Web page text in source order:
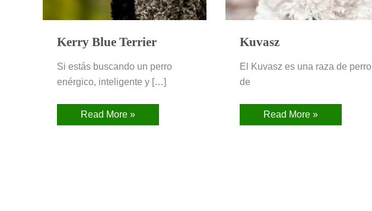
Kerry Blue Terrier
Si estás buscando un perro
enérgico, inteligente y […]
Read More »
Kuvasz
El Kuvasz es una raza de perro
de
Read More »